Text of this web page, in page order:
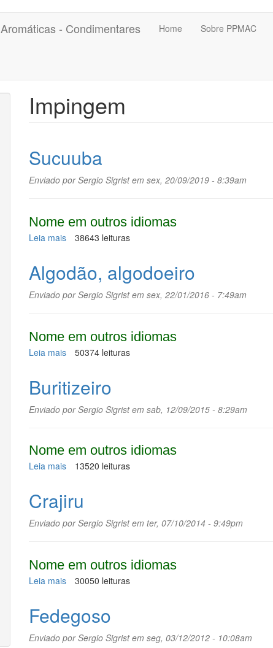
- Condimentares Home Sobre PPMAC
Impingem
Sucuuba
Enviado porSergio Sigristem sex, 20/09/2019 - 8:39am
Nome em outros idiomas
Leia maissobre
38643 leituras
Algodão, algodoeiro
Enviado porSergio Sigristem sex, 22/01/2016 - 7:49am
Nome em outros idiomas
Leia maissobre
50374 leituras
Buritizeiro
Enviado porSergio Sigristem sab, 12/09/2015 - 8:29am
Nome em outros idiomas
Leia maissobre
13520 leituras
Crajiru
Enviado porSergio Sigristem ter, 07/10/2014 - 9:49pm
Nome em outros idiomas
Leia maissobre
30050 leituras
Fedegoso
Enviado porSergio Sigristem seg, 03/12/2012 - 10:08am